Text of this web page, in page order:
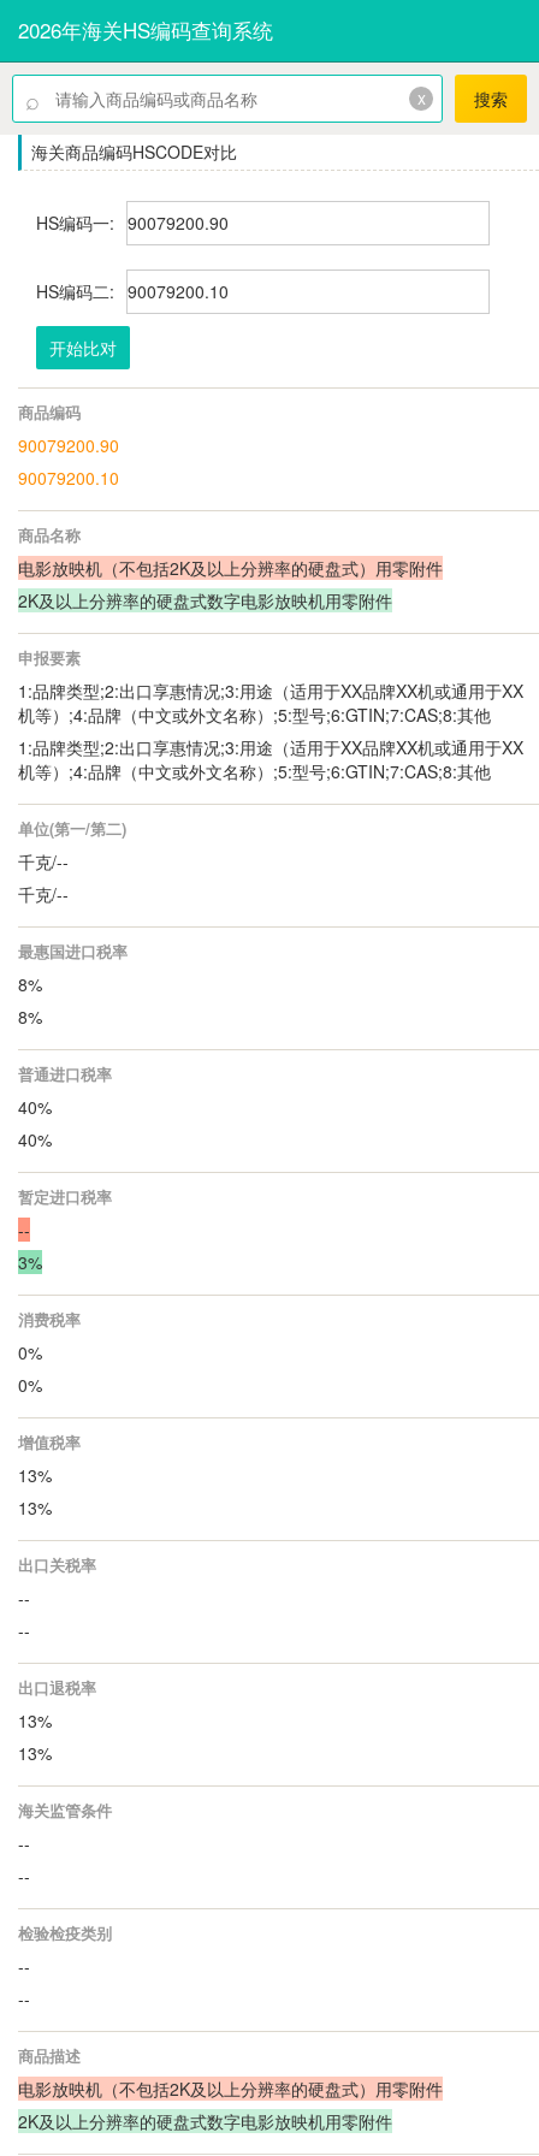
2026年海关HS编码查询系统
⌕ x 搜索
海关商品编码HSCODE对比
HS编码一:
HS编码二:
开始比对
商品编码
90079200.90
90079200.10
商品名称
电影放映机（不包括2K及以上分辨率的硬盘式）用零附件
2K及以上分辨率的硬盘式数字电影放映机用零附件
申报要素
1:品牌类型;2:出口享惠情况;3:用途（适用于XX品牌XX机或通用于XX
机等）;4:品牌（中文或外文名称）;5:型号;6:GTIN;7:CAS;8:其他
1:品牌类型;2:出口享惠情况;3:用途（适用于XX品牌XX机或通用于XX
机等）;4:品牌（中文或外文名称）;5:型号;6:GTIN;7:CAS;8:其他
单位(第一/第二)
千克/--
千克/--
最惠国进口税率
8%
8%
普通进口税率
40%
40%
暂定进口税率
--
3%
消费税率
0%
0%
增值税率
13%
13%
出口关税率
--
--
出口退税率
13%
13%
海关监管条件
--
--
检验检疫类别
--
--
商品描述
电影放映机（不包括2K及以上分辨率的硬盘式）用零附件
2K及以上分辨率的硬盘式数字电影放映机用零附件